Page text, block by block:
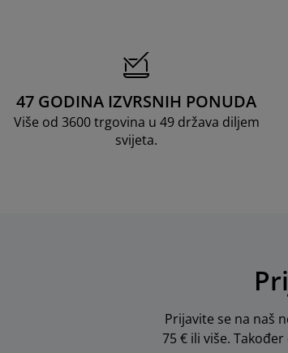
47 GODINA IZVRSNIH PONUDA
Više od 3600 trgovina u 49 država diljem
svijeta.
Prijavite se na naš
75 € ili više.